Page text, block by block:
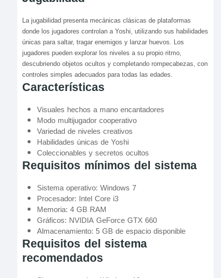
La jugabilidad presenta mecánicas clásicas de plataformas
donde los jugadores controlan a Yoshi, utilizando sus habilidades
únicas para saltar, tragar enemigos y lanzar huevos. Los
jugadores pueden explorar los niveles a su propio ritmo,
descubriendo objetos ocultos y completando rompecabezas, con
controles simples adecuados para todas las edades.
Características
Visuales hechos a mano encantadores
Modo multijugador cooperativo
Variedad de niveles creativos
Habilidades únicas de Yoshi
Coleccionables y secretos ocultos
Requisitos mínimos del sistema
Sistema operativo: Windows 7
Procesador: Intel Core i3
Memoria: 4 GB RAM
Gráficos: NVIDIA GeForce GTX 660
Almacenamiento: 5 GB de espacio disponible
Requisitos del sistema
recomendados